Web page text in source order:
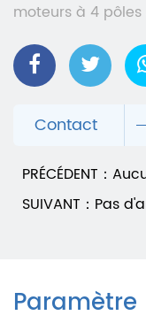
moteurs à 4 pôles
Contact
PRÉCÉDENT：
SUIVANT：Pas
Paramètre